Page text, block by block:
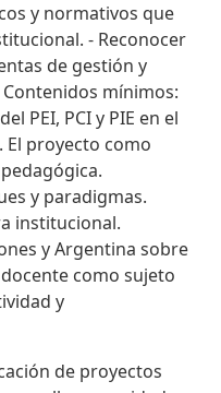
y normativos que
- Reconocer
de gestión y
mínimos:
PEI, PCI y PIE en el
proyecto como
y paradigmas.
institucional.
y Argentina sobre
como sujeto
y
de proyectos